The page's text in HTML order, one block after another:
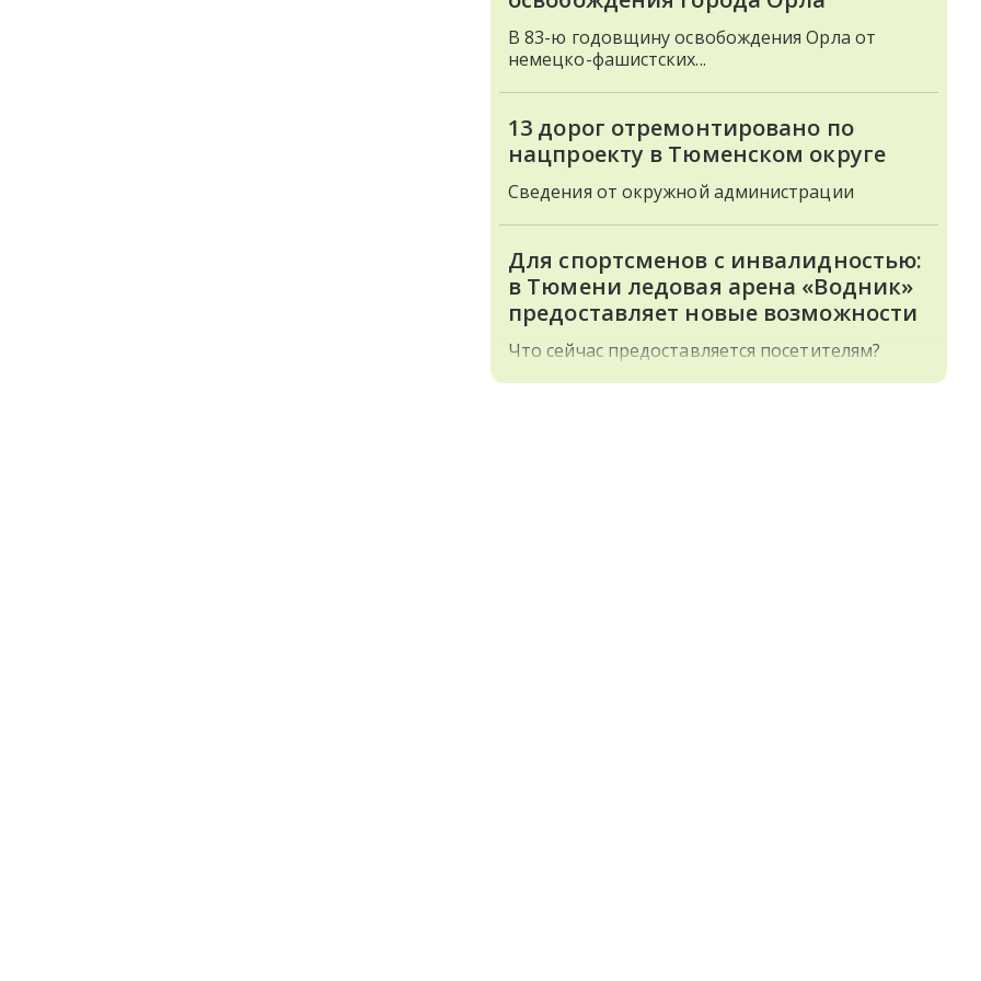
В 83-ю годовщину освобождения Орла от
немецко-фашистских...
13 дорог отремонтировано по
нацпроекту в Тюменском округе
Сведения от окружной администрации
Для спортсменов с инвалидностью:
в Тюмени ледовая арена «Водник»
предоставляет новые возможности
Что сейчас предоставляется посетителям?